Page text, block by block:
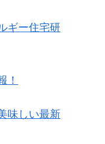
ギー住宅研
！
味しい最新